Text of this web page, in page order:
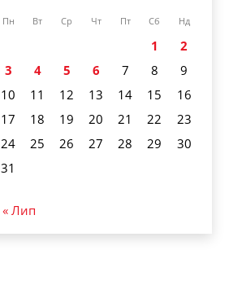
Пн Вт Ср Чт Пт Сб Нд
1
2
3
4 5 6 7 8
9
10
11 12 13 14 15
16
17
18 19 20 21 22
23
24
25 26 27 28 29
30
31
« Лип